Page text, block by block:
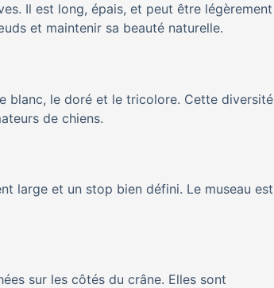
Il est long, épais, et peut être légèrement
et maintenir sa beauté naturelle.
blanc, le doré et le tricolore. Cette diversité
de chiens.
large et un stop bien défini. Le museau est
sur les côtés du crâne. Elles sont